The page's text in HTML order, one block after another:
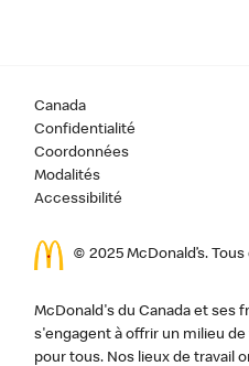
Canada
Confidentialité
Coordonnées
Modalités
Accessibilité
© 2025 McDonald’s.
McDonald's du Canada et ses
s'engagent à offrir un milieu
pour tous. Nos lieux de travail